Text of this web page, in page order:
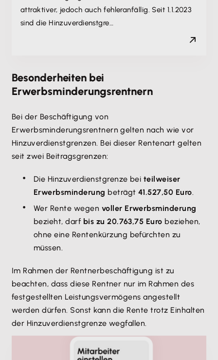
attraktiver, jedoch auch fehleranfällig. Seit 1.1.2023
sind die Hinzuverdienstgre…
Besonderheiten bei
Erwerbsminderungsrentnern
Bei der Beschäftigung von
Erwerbsminderungsrentnern gelten nach wie vor
Hinzuverdienstgrenzen. Bei dieser Rentenart gelten
seit zwei Beitragsgrenzen:
Die Hinzuverdienstgrenze bei teilweiser
Erwerbsminderung beträgt41.527,50 Euro.
Wer Rente wegen voller Erwerbsminderung
bezieht, darf bis zu 20.763,75 Euro beziehen,
ohne eine Rentenkürzung befürchten zu
müssen.
Im Rahmen der Rentnerbeschäftigung ist zu
beachten, dass diese Rentner nur im Rahmen des
festgestellten Leistungsvermögens angestellt
werden dürfen. Sonst kann die Rente trotz Einhalten
der Hinzuverdienstgrenze wegfallen.